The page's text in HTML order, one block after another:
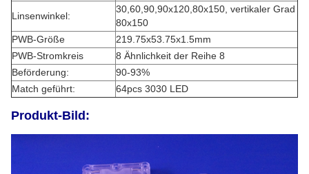
Linsenwinkel:
30,60,90,90x120,80x150, vertikaler Grad
80x150
PWB-Größe
219.75x53.75x1.5mm
PWB-Stromkreis
8 Ähnlichkeit der Reihe 8
Beförderung:
90-93%
Match geführt:
64pcs 3030 LED
Produkt-Bild: